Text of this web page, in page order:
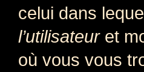
celui dans
l’utilisateuret
où vous vous